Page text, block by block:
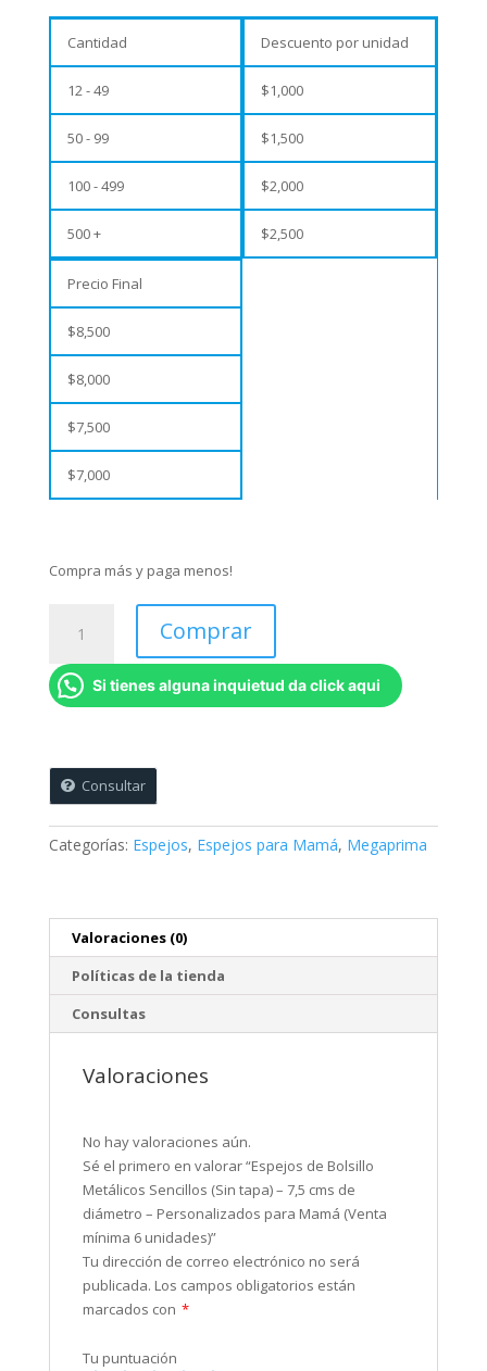
Cantidad
12 - 49
50 - 99
100 - 499
500 +
Descuento por unidad
$1,000
$1,500
$2,000
$2,500
Precio Final
$8,500
$8,000
$7,500
$7,000
Compra más y paga menos!
Bolsillo
Metálicos
Sencillos
7,5
cms
de
Mamá
(Venta
mínima
unidades)
Comprar
Si tienes alguna inquietud da click aqui
Consultar
Categorías: Espejos, Espejos para Mamá, Megaprima
Valoraciones (0)
Políticas de la tienda
Consultas
Valoraciones
No hay valoraciones aún.
Sé el primero en valorar “Espejos de Bolsillo
Metálicos Sencillos (Sin tapa) – 7,5 cms de
diámetro – Personalizados para Mamá (Venta
mínima 6 unidades)”
Tu dirección de correo electrónico no será
publicada. Los campos obligatorios están
marcados con *
Tu puntuación